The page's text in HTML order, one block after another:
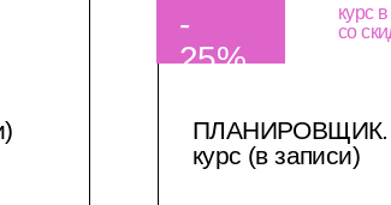
ПЛАНИРОВЩИК.
курс (в записи)
-
25%
курс
со